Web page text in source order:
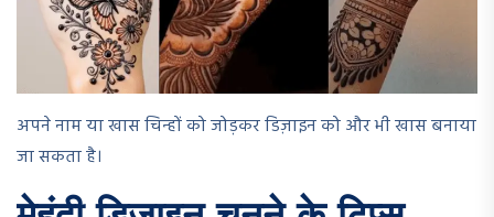
अपने नाम या खास चिन्हों को जोड़कर डिज़ाइन को और भी खास बनाया
जा सकता है।